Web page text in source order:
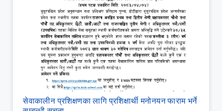
सेवाकालीन प्रशिक्षणका लागि प्रशिक्षार्थी मनोनयन फाराम भर्ने